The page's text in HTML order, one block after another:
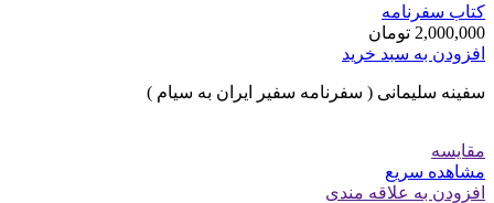
کتاب سفرنامه
2,000,000 تومان
افزودن به سبد خرید
سفینه سلیمانی ( سفرنامه سفیر ایران به سیام )
مقایسه
مشاهده سریع
افزودن به علاقه مندی